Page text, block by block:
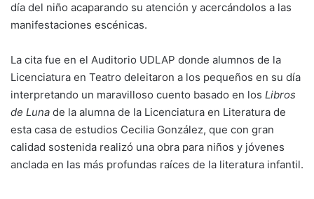
día del niño acaparando su atención y acercándolos a las
manifestaciones escénicas.
La cita fue en el Auditorio UDLAP donde alumnos de la
Licenciatura en Teatro deleitaron a los pequeños en su día
interpretando un maravilloso cuento basado en los Libros
de Luna de la alumna de la Licenciatura en Literatura de
esta casa de estudios Cecilia González, que con gran
calidad sostenida realizó una obra para niños y jóvenes
anclada en las más profundas raíces de la literatura infantil.